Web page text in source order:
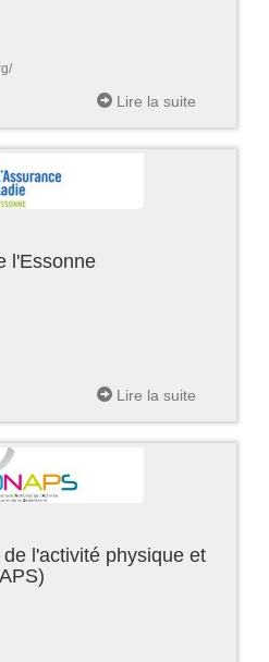
Lire la suite
l'Essonne
Lire la suite
l'activité physique et